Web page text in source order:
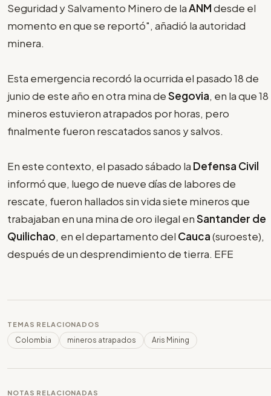
Seguridad y Salvamento Minero de laANMdesde el
momento en que se reportó", añadió la autoridad
minera.
Esta emergencia recordó la ocurrida el pasado 18 de
junio de este año en otra mina deSegovia, en la que 18
mineros estuvieron atrapados por horas, pero
finalmente fueron rescatados sanos y salvos.
En este contexto, el pasado sábado la Defensa Civil
informó que, luego de nueve días de labores de
rescate, fueron hallados sin vida siete mineros que
trabajaban en una mina de oro ilegal enSantander de
Quilichao, en el departamento del Cauca(suroeste),
después de un desprendimiento de tierra. EFE
TEMAS RELACIONADOS
Colombia mineros atrapados Aris Mining
NOTAS RELACIONADAS